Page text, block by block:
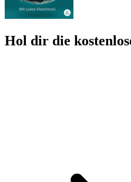
Hol dir die